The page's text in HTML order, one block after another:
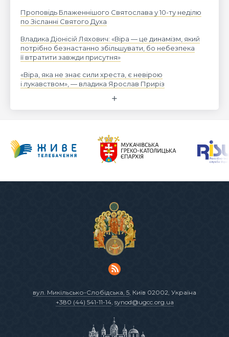
Проповідь Блаженнішого Святослава у 10-ту неділю
по Зісланні Святого Духа
Владика Діонісій Ляхович: «Віра — це динамізм, який
потрібно безнастанно збільшувати, бо небезпека
її втратити завжди присутня»
«Віра, яка не знає сили хреста, є невірою
і лукавством», — владика Ярослав Приріз
вул. Микільсько-Слобідська, 5 , Київ 02002, Україна
+380 (44) 541-11-14, synod@ugcc.org.ua